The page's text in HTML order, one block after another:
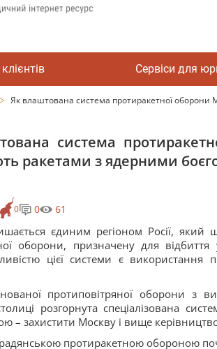
Сервіси для
Як влаштована система протиракетної оборони
система
ракетами з ядерними
0 0 61
єдиним регіоном Росії, який
оборони, призначену для
цієї системи є
протиповітряної оборони з
розгорнута спеціалізована
– захистити Москву і вище
протиракетною обороною